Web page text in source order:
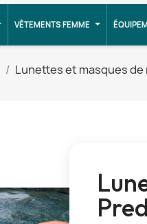
VÊTEMENTS FEMME
Lunettes et masques